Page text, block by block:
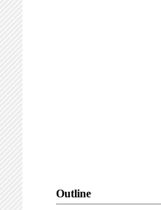
Outline